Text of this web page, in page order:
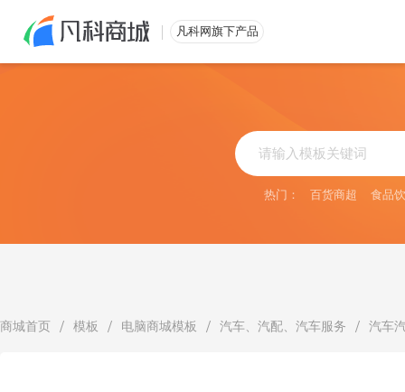
凡科网旗下产品
热门： 百货商超 食品
商城首页 / 模板 / 电脑商城模板 / 汽车、汽配、汽车服务 / 汽车